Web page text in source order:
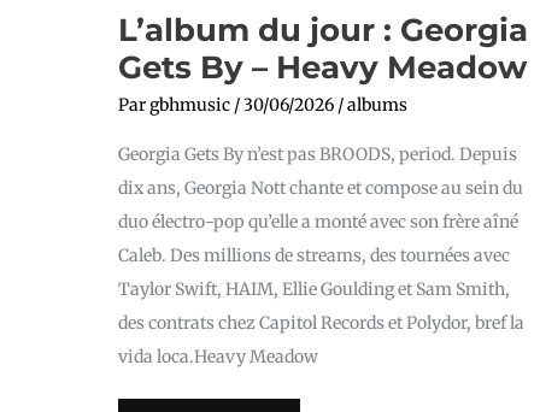
L’album du jour : Georgia
Gets By – Heavy Meadow
Pargbhmusic /30/06/2026 /albums
Georgia Gets By n’est pas BROODS, period. Depuis
dix ans, Georgia Nott chante et compose au sein du
duo électro-pop qu’elle a monté avec son frère aîné
Caleb. Des millions de streams, des tournées avec
Taylor Swift, HAIM, Ellie Goulding et Sam Smith,
des contrats chez Capitol Records et Polydor, bref la
vida loca.Heavy Meadow